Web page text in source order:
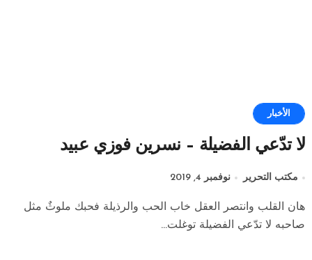
الأخبار
لا تدّعي الفضيلة – نسرين فوزي عبيد
مكتب التحرير نوفمبر 4, 2019
هان القلب وانتصر العقل خاب الحب والرذيلة فحبك ملوثٌ مثل
صاحبه لا تدّعي الفضيلة توغلت...